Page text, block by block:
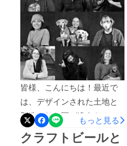
皆様、こんにちは！最近で
は、デザインされた土地と
製造された国が違うなんて
ことは当たり前になってい
もっと見る
クラフトビールと